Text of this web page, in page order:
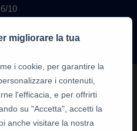
10
di
migliorare la tua
i cookie, per garantire la
i contenuti,
l'efficacia, e per offrirti
su "Accetta", accetti la
anche visitare la nostra